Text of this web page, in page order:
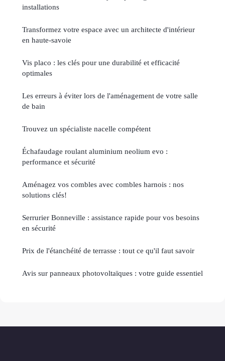
installations
Transformez votre espace avec un architecte d'intérieur
en haute-savoie
Vis placo : les clés pour une durabilité et efficacité
optimales
Les erreurs à éviter lors de l'aménagement de votre salle
de bain
Trouvez un spécialiste nacelle compétent
Échafaudage roulant aluminium neolium evo :
performance et sécurité
Aménagez vos combles avec combles harnois : nos
solutions clés!
Serrurier Bonneville : assistance rapide pour vos besoins
en sécurité
Prix de l'étanchéité de terrasse : tout ce qu'il faut savoir
Avis sur panneaux photovoltaïques : votre guide essentiel